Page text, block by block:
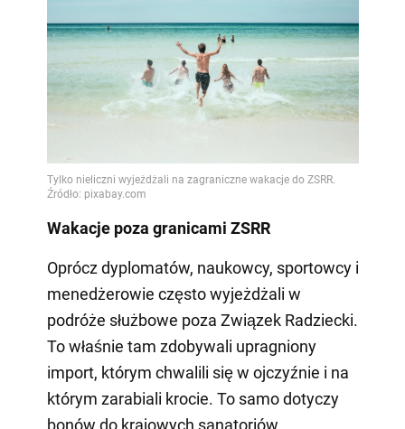
Wakacje poza granicami ZSRR
Oprócz dyplomatów, naukowcy, sportowcy i
menedżerowie często wyjeżdżali w
podróże służbowe poza Związek Radziecki.
To właśnie tam zdobywali upragniony
import, którym chwalili się w ojczyźnie i na
którym zarabiali krocie. To samo dotyczy
bonów do krajowych sanatoriów.